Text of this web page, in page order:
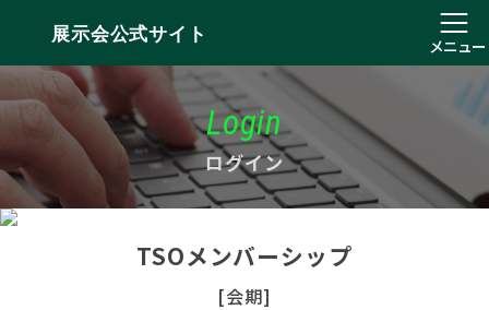
展示会公式サイト
メニュー
Login
ログイン
TSOメンバーシップ
[会期]